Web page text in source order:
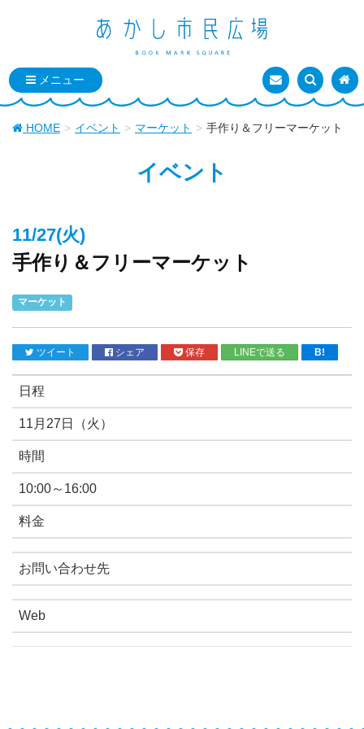
お問い合わせ
検索を表
ト
HOME イベント マーケット 手作り＆フリーマーケット
イベント
11/27(火)
手作り＆フリーマーケット
マーケット
ツイート シェア 保存 LINEで送る B!
日程
11月27日（火）
時間
10:00～16:00
料金
お問い合わせ先
Web